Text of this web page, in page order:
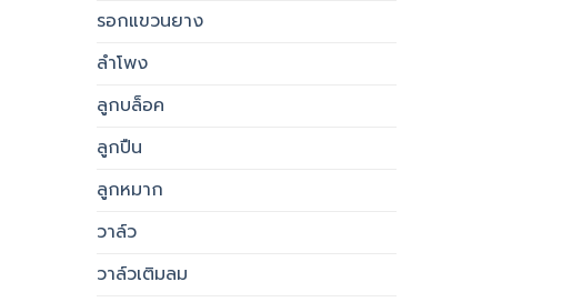
รอกแขวนยาง
ลำโพง
ลูกบล็อค
ลูกปืน
ลูกหมาก
วาล์ว
วาล์วเติมลม